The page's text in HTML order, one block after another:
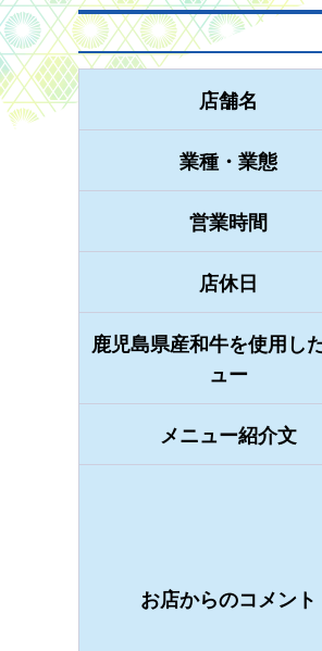
店舗名
業種・業態
営業時間
店休日
鹿児島県産和牛を使用し
ュー
メニュー紹介文
お店からのコメント